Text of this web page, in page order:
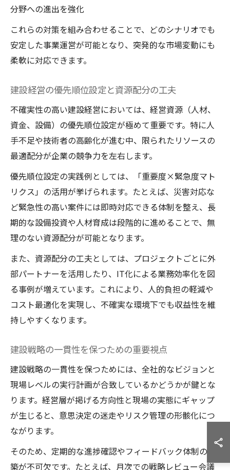
分野への進出を強化
これらの対策を組み合わせることで、どのシナリオでも
安定した事業運営が可能となり、突発的な市場変動にも
柔軟に対応できます。
建設経営の優先順位設定と資源配分の工夫
不確実性の高い建設経営においては、経営資源（人材、
資金、設備）の優先順位設定が極めて重要です。特に人
手不足や技術者の高齢化が進む中、限られたリソースの
最適配分が企業の競争力を左右します。
優先順位設定の実践例としては、「重要度×緊急度マト
リクス」の活用が挙げられます。たとえば、災害対応な
ど緊急性の高い案件には即時対応できる体制を整え、長
期的な設備投資や人材育成は段階的に進めることで、無
理のない資源配分が可能となります。
また、資源配分の工夫としては、プロジェクトごとに外
部パートナーを活用したり、IT化による業務効率化を図
る事例が増えています。これにより、人的負担の軽減や
コスト最適化を実現し、不確実な環境下でも収益性を維
持しやすくなります。
建設戦略の一貫性を保つための重要視点
建設戦略の一貫性を保つためには、全社的なビジョンと
現場レベルの実行計画が合致しているかどうかが鍵とな
ります。経営層が掲げる方向性と現場の実態にギャップ
が生じると、意思決定の迷走やリスク管理の形骸化につ
ながります。
そのため、定期的な進捗確認やフィードバック体制の構
築が不可欠です。たとえば、月次での戦略レビュー会議